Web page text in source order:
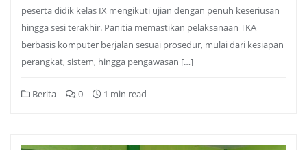
peserta didik kelas IX mengikuti ujian dengan penuh keseriusan
hingga sesi terakhir. Panitia memastikan pelaksanaan TKA
berbasis komputer berjalan sesuai prosedur, mulai dari kesiapan
perangkat, sistem, hingga pengawasan […]
Berita 0 1 min read